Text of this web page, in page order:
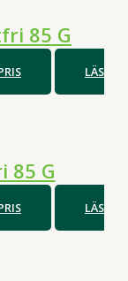
85 G
LÄS
85 G
LÄS